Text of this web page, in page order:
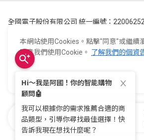
全國電子股份有限公司 統一編號：22006252
Copyright ©2026© E-Life Co., Ltd. All
首頁 分類 購物車
本網站使用Cookies。點擊"同意"或繼續
同意我們使用Cookie。 了解我們的個資